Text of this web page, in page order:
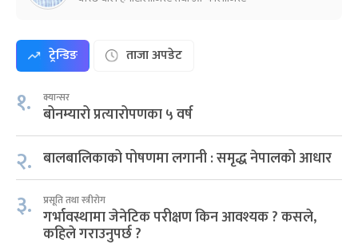
ट्रेन्डिङ ताजा अपडेट
१. क्यान्सर
बोनम्यारो प्रत्यारोपणका ५ वर्ष
२. बालबालिकाको पोषणमा लगानी : समृद्ध नेपालको आधार
३. प्रसूति तथा स्त्रीरोग
गर्भावस्थामा जेनेटिक परीक्षण किन आवश्यक ? कसले,
कहिले गराउनुपर्छ ?